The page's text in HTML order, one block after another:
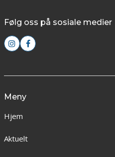
Følg oss på sosiale medier
Meny
Hjem
Aktuelt